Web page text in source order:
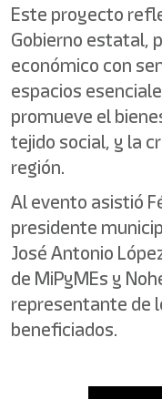
Este proyecto
Gobierno estatal,
económico con
espacios
promueve el
tejido social, y la
región.
Al evento asistió
presidente
José Antonio
de MiPyMEs y
representante de
beneficiados.